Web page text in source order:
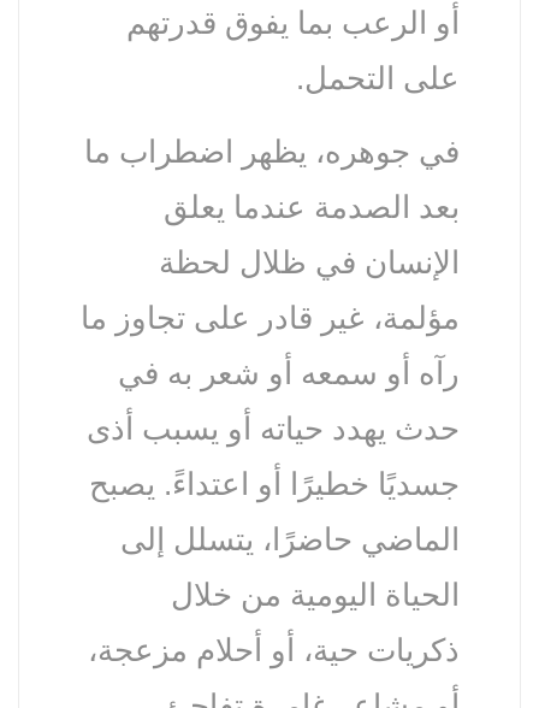
أو الرعب بما يفوق قدرتهم
على التحمل.
في جوهره، يظهر اضطراب ما
بعد الصدمة عندما يعلق
الإنسان في ظلال لحظة
مؤلمة، غير قادر على تجاوز ما
رآه أو سمعه أو شعر به في
حدث يهدد حياته أو يسبب أذى
جسديًا خطيرًا أو اعتداءً. يصبح
الماضي حاضرًا، يتسلل إلى
الحياة اليومية من خلال
ذكريات حية، أو أحلام مزعجة،